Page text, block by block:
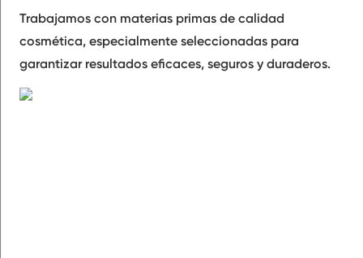
Trabajamos con materias primas de calidad
cosmética, especialmente seleccionadas para
garantizar resultados eficaces, seguros y duraderos.